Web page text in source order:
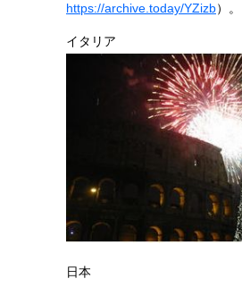
https://archive.today/YZizb）。
イタリア
日本